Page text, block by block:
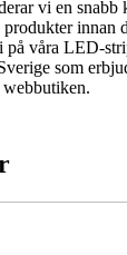
vi en snabb
innan
våra LED-
som